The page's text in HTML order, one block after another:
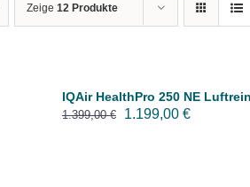
Zeige 12 Produkte
IQAir HealthPro 250 NE
1.399,00€
Ursprünglicher
1.199,00 €Aktueller